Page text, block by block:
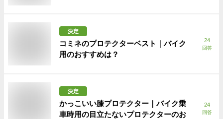
決定
コミネのプロテクターベスト｜バイク
用のおすすめは？
24
回答
決定
かっこいい膝プロテクター｜バイク乗
車時用の目立たないプロテクターのお
24
回答